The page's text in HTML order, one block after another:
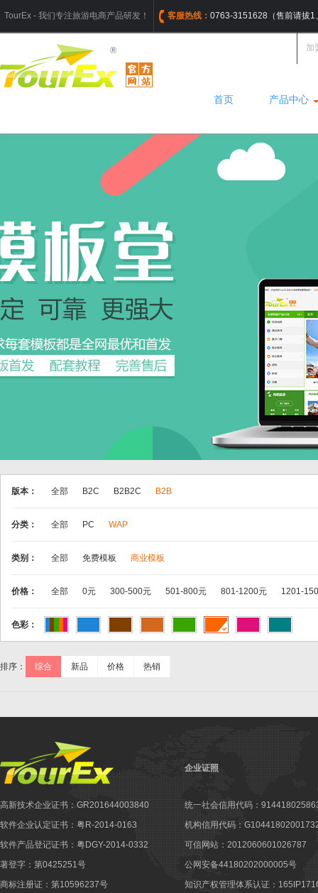
TourEx - 我们专注旅游电商产品研发！ 客服热线： 0763-3151628（售前请拔1
加
首页 产品中心
版本： 全部 B2C B2B2C B2B
分类： 全部 PC WAP
类别： 全部 免费模板 商业模板
价格： 全部 0元 300-500元 501-800元 801-1200元 1201-
色彩：
排序： 综合 新品 价格 热销
高新技术企业证书：GR201644003840
软件企业认定证书：粤R-2014-0163
软件产品登记证书：粤DGY-2014-0332
著登字：第0425251号
商标注册证：第10596237号
企业证照
统一社会信用代码：
机构信用代码：
可信网站：2012060601026787
公网安备44180202000005号
知识产权管理体系认证：